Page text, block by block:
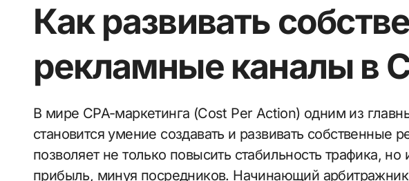
Как развивать
рекламные каналы в
В мире CPA-маркетинга (Cost Per Action) одним из главных факторов успеха
становится умение создавать и развивать собственные
позволяет не только повысить стабильность трафика,
прибыль, минуя посредников. Начинающий